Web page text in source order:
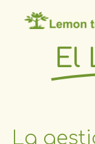
El
La